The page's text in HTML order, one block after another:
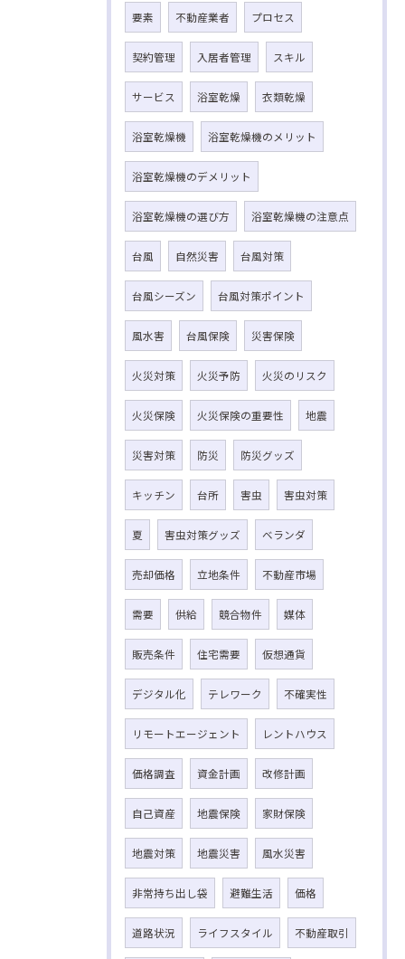
要素 不動産業者 プロセス
契約管理 入居者管理 スキル
サービス 浴室乾燥 衣類乾燥
浴室乾燥機 浴室乾燥機のメリット
浴室乾燥機のデメリット
浴室乾燥機の選び方 浴室乾燥機の注意点
台風 自然災害 台風対策
台風シーズン 台風対策ポイント
風水害 台風保険 災害保険
火災対策 火災予防 火災のリスク
火災保険 火災保険の重要性 地震
災害対策 防災 防災グッズ
キッチン 台所 害虫 害虫対策
夏 害虫対策グッズ ベランダ
売却価格 立地条件 不動産市場
需要 供給 競合物件 媒体
販売条件 住宅需要 仮想通貨
デジタル化 テレワーク 不確実性
リモートエージェント レントハウス
価格調査 資金計画 改修計画
自己資産 地震保険 家財保険
地震対策 地震災害 風水災害
非常持ち出し袋 避難生活 価格
道路状況 ライフスタイル 不動産取引